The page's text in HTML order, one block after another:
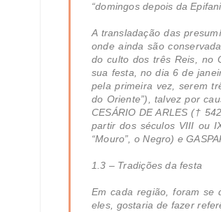
“domingos depois da
A transladação das
onde ainda são
do culto dos três Reis, no
sua festa, no dia 6 de
pela primeira vez, serem
do Oriente”), talvez por
CESÁRIO DE ARLES (†
partir dos séculos VIII ou
“Mouro”, o Negro) e
1.3 – Tradições da festa
Em cada região, foram se
eles, gostaria de fazer